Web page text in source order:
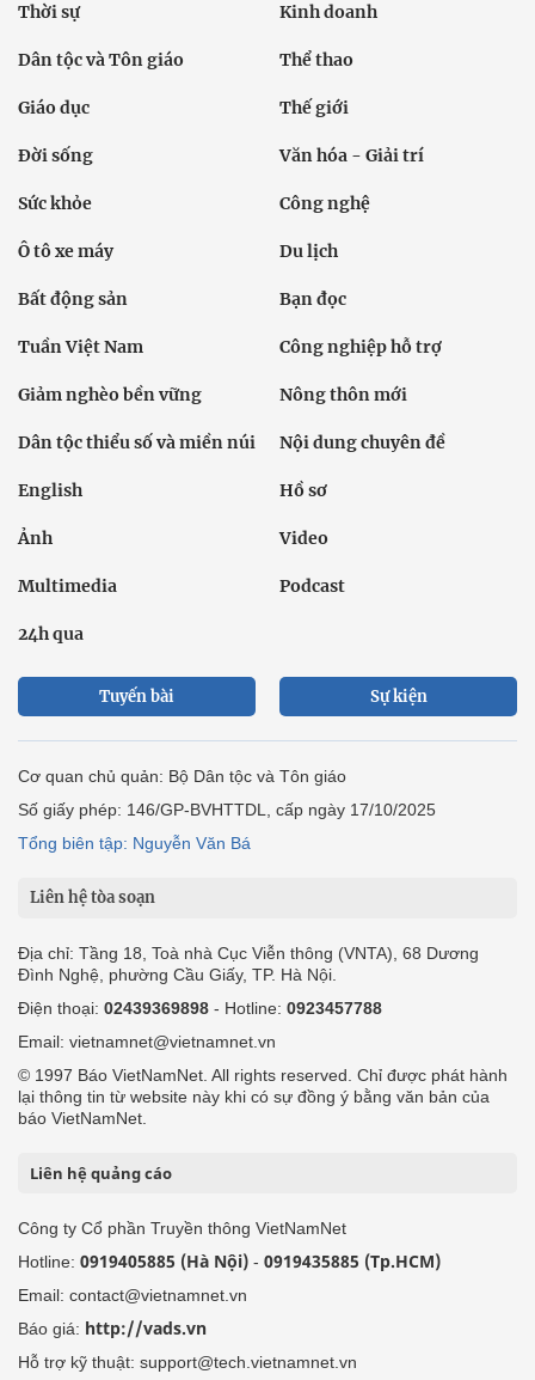
Thời sự Kinh doanh
Dân tộc và Tôn giáo Thể thao
Giáo dục Thế giới
Đời sống Văn hóa - Giải trí
Sức khỏe Công nghệ
Ô tô xe máy Du lịch
Bất động sản Bạn đọc
Tuần Việt Nam Công nghiệp hỗ trợ
Giảm nghèo bền vững Nông thôn mới
Dân tộc thiểu số và miền núi Nội dung chuyên đề
English Hồ sơ
Ảnh Video
Multimedia Podcast
24h qua
Tuyến bài Sự kiện
Cơ quan chủ quản: Bộ Dân tộc và Tôn giáo
Số giấy phép: 146/GP-BVHTTDL, cấp ngày 17/10/2025
Tổng biên tập: Nguyễn Văn Bá
Liên hệ tòa soạn
Địa chỉ: Tầng 18, Toà nhà Cục Viễn thông (VNTA), 68 Dương
Đình Nghệ, phường Cầu Giấy, TP. Hà Nội.
Điện thoại: 02439369898 - Hotline: 0923457788
Email: vietnamnet@vietnamnet.vn
© 1997 Báo VietNamNet. All rights reserved. Chỉ được phát hành
lại thông tin từ website này khi có sự đồng ý bằng văn bản của
báo VietNamNet.
Liên hệ quảng cáo
Công ty Cổ phần Truyền thông VietNamNet
Hotline: 0919405885 (Hà Nội) - 0919435885 (Tp.HCM)
Email: contact@vietnamnet.vn
Báo giá: http://vads.vn
Hỗ trợ kỹ thuật: support@tech.vietnamnet.vn